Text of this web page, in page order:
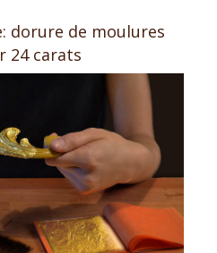
dorure de moulures
24 carats